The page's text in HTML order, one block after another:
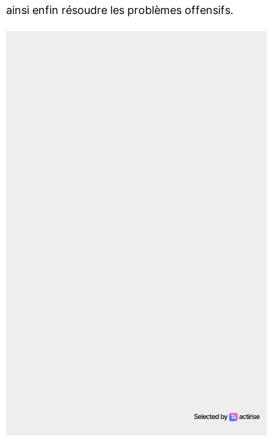
ainsi enfin résoudre les problèmes offensifs.